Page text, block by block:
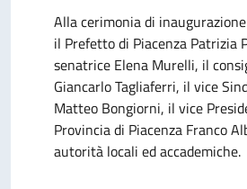
Alla cerimonia di
il Prefetto di Piacenza Patrizia
senatrice Elena Murelli, il
Giancarlo Tagliaferri, il vice
Matteo Bongiorni, il vice
Provincia di Piacenza Franco
autorità locali ed accademiche.